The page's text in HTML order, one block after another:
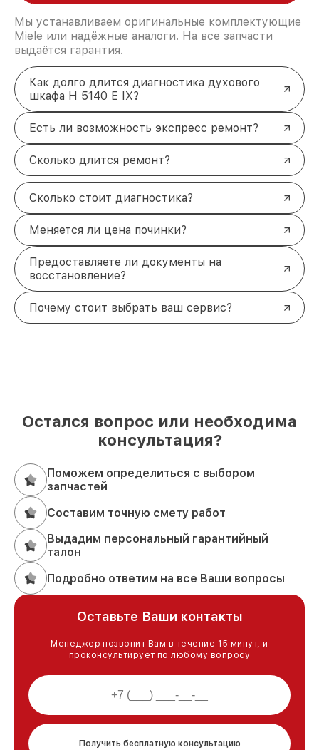
Мы устанавливаем оригинальные комплектующие
Miele или надёжные аналоги. На все запчасти
выдаётся гарантия.
Как долго длится диагностика духового
шкафа H 5140 E IX?
Есть ли возможность экспресс ремонт?
Сколько длится ремонт?
Сколько стоит диагностика?
Меняется ли цена починки?
Предоставляете ли документы на
восстановление?
Почему стоит выбрать ваш сервис?
Остался вопрос или необходима
консультация?
Поможем определиться с выбором
запчастей
Составим точную смету работ
Выдадим персональный гарантийный
талон
Подробно ответим на все Ваши вопросы
Оставьте Ваши контакты
Менеджер позвонит Вам в течение 15 минут, и
проконсультирует по любому вопросу
Получить бесплатную консультацию